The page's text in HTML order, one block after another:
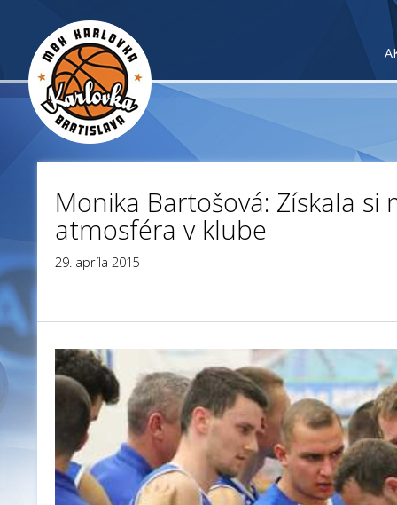
Monika Bartošová: Získala si
atmosféra v klube
29. apríla 2015